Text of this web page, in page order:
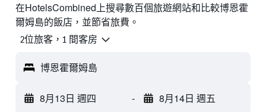
在HotelsCombined上搜尋數百個旅遊網站和比較博恩霍
爾姆島的飯店，並節省旅費。
2位旅客，1 間客房
博恩霍爾姆島
8月13日 週四 - 8月14日 週五